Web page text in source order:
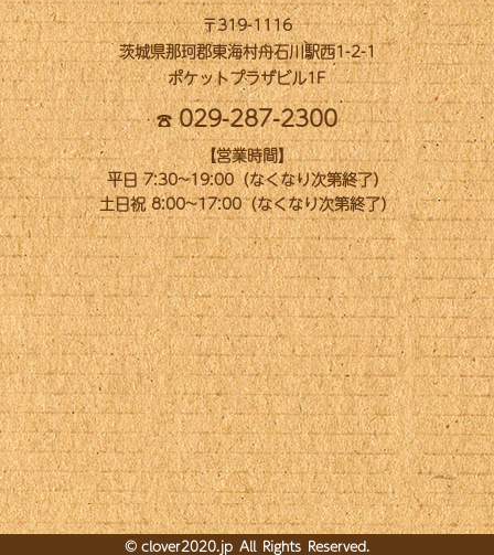
〒319-1116
茨城県那珂郡東海村舟石川駅西1-2-1
ポケットプラザビル1F
029-287-2300
【営業時間】
平日 7:30~19:00（なくなり次第終了）
土日祝 8:00~17:00（なくなり次第終了）
© clover2020.jp All Rights Reserved.